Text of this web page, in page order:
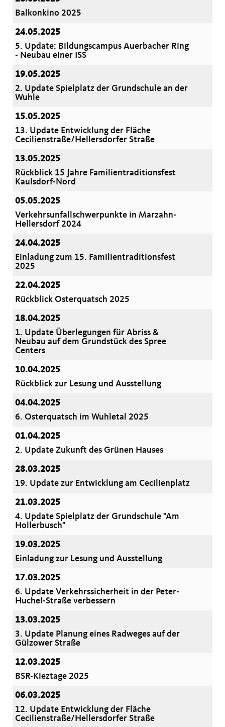
Balkonkino 2025
24.05.2025
5. Update: Bildungscampus Auerbacher Ring
- Neubau einer ISS
19.05.2025
2. Update Spielplatz der Grundschule an der
Wuhle
15.05.2025
13. Update Entwicklung der Fläche
Cecilienstraße/Hellersdorfer Straße
13.05.2025
Rückblick 15 Jahre Familientraditionsfest
Kaulsdorf-Nord
05.05.2025
Verkehrsunfallschwerpunkte in Marzahn-
Hellersdorf 2024
24.04.2025
Einladung zum 15. Familientraditionsfest
2025
22.04.2025
Rückblick Osterquatsch 2025
18.04.2025
1. Update Überlegungen für Abriss &
Neubau auf dem Grundstück des Spree
Centers
10.04.2025
Rückblick zur Lesung und Ausstellung
04.04.2025
6. Osterquatsch im Wuhletal 2025
01.04.2025
2. Update Zukunft des Grünen Hauses
28.03.2025
19. Update zur Entwicklung am Cecilienplatz
21.03.2025
4. Update Spielplatz der Grundschule "Am
Hollerbusch"
19.03.2025
Einladung zur Lesung und Ausstellung
17.03.2025
6. Update Verkehrssicherheit in der Peter-
Huchel-Straße verbessern
13.03.2025
3. Update Planung eines Radweges auf der
Gülzower Straße
12.03.2025
BSR-Kieztage 2025
06.03.2025
12. Update Entwicklung der Fläche
Cecilienstraße/Hellersdorfer Straße